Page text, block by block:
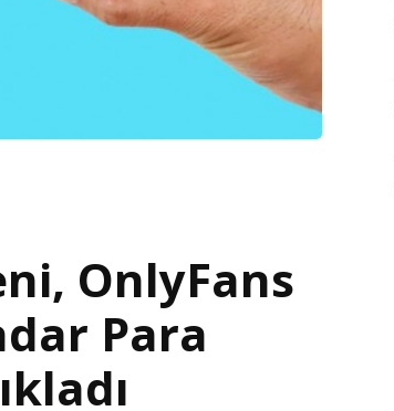
OnlyFans
Para